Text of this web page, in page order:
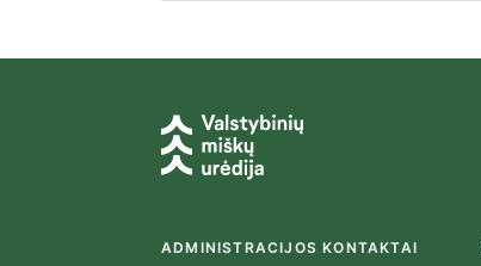
ADMINISTRACIJOS KONTAKTAI